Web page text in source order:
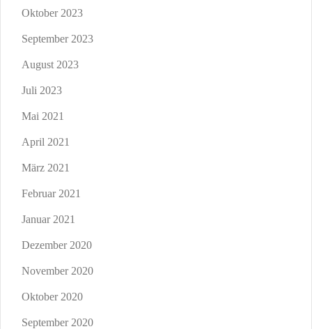
Oktober 2023
September 2023
August 2023
Juli 2023
Mai 2021
April 2021
März 2021
Februar 2021
Januar 2021
Dezember 2020
November 2020
Oktober 2020
September 2020